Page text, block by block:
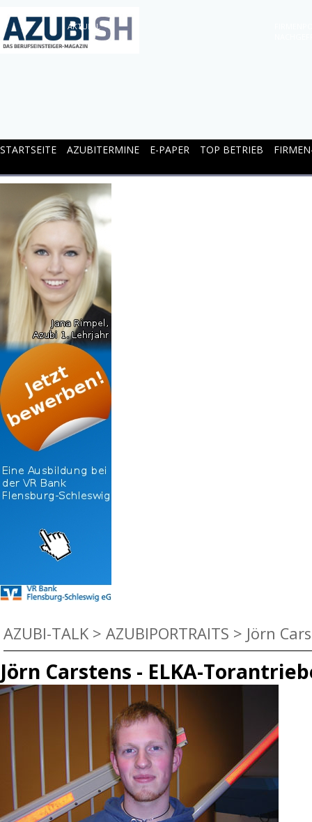
STARTSEITE AZUBITERMINE
AKTUELL
E-PAPER TOP BETRIEB
AZUBI-TALK > AZUBIPORTRAITS > Jörn
Jörn Carstens - ELKA-